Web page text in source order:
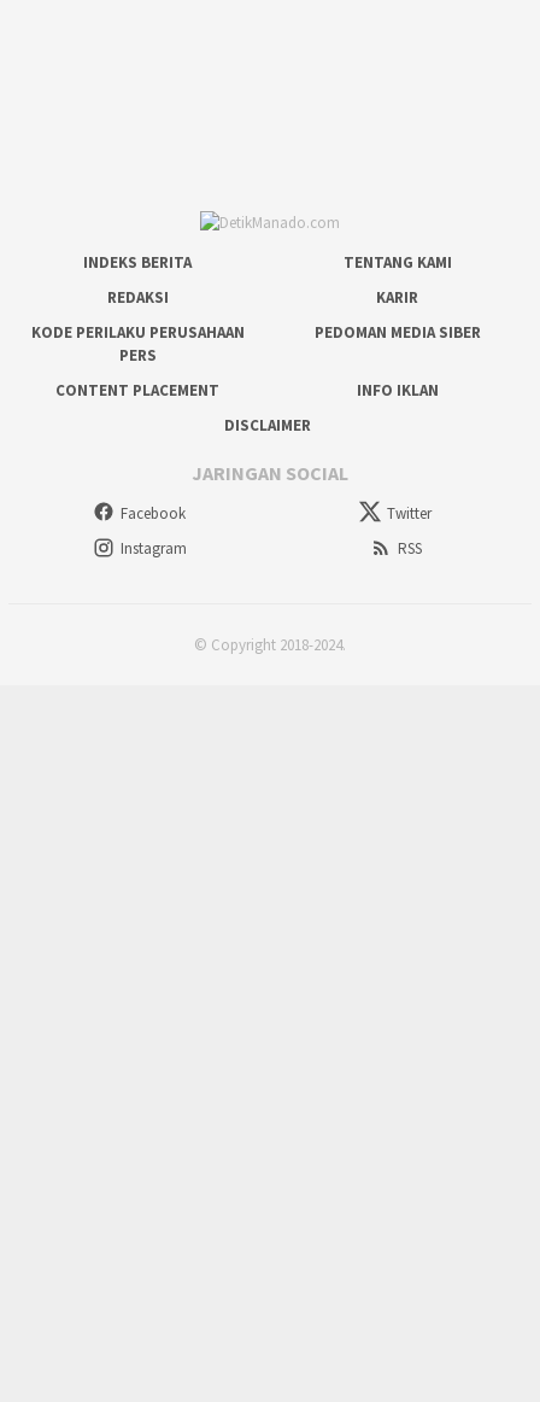
INDEKS BERITA
TENTANG KAMI
REDAKSI
KARIR
KODE PERILAKU PERUSAHAAN
PERS
PEDOMAN MEDIA SIBER
CONTENT PLACEMENT
INFO IKLAN
DISCLAIMER
JARINGAN SOCIAL
Facebook
Twitter
Instagram
RSS
© Copyright 2018-2024.